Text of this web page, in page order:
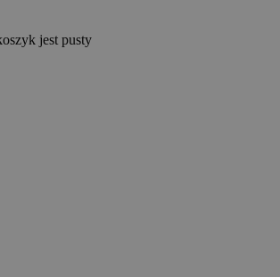
jest pusty